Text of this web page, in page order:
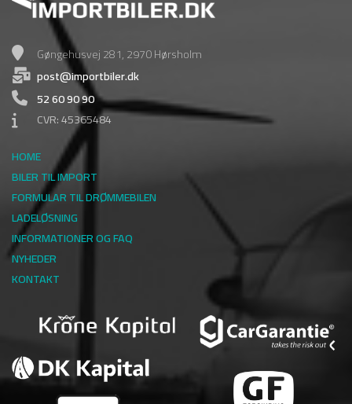
Gøngehusvej 281, 2970 Hørsholm
post@importbiler.dk
52 60 90 90
CVR: 45365484
HOME
BILER TIL IMPORT
FORMULAR TIL DRØMMEBILEN
LADELØSNING
INFORMATIONER OG FAQ
NYHEDER
KONTAKT